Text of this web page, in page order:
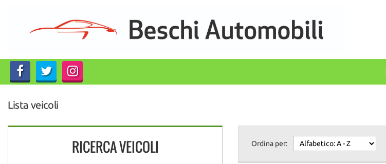
CHI SIAMO
ACQUISTIAMO USATO
Lista veicoli
RICERCA VEICOLI Ordina per: